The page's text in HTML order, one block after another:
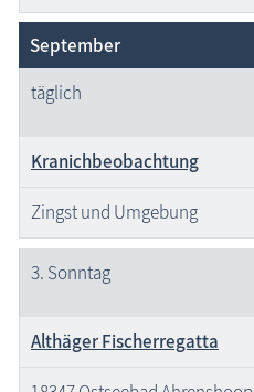
September
täglich
Kranichbeobachtung
Zingst und Umgebung
3. Sonntag
Althäger Fischerregatta